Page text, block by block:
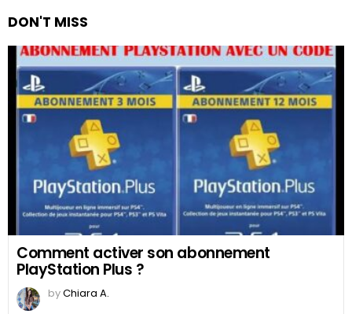
DON'T MISS
Comment activer son abonnement
PlayStation Plus ?
byChiara A.